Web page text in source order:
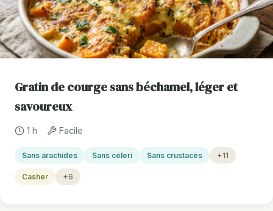
Gratin de courge sans béchamel, léger et
savoureux
1 h Facile
Sans arachides Sans céleri Sans crustacés +11
Casher +6